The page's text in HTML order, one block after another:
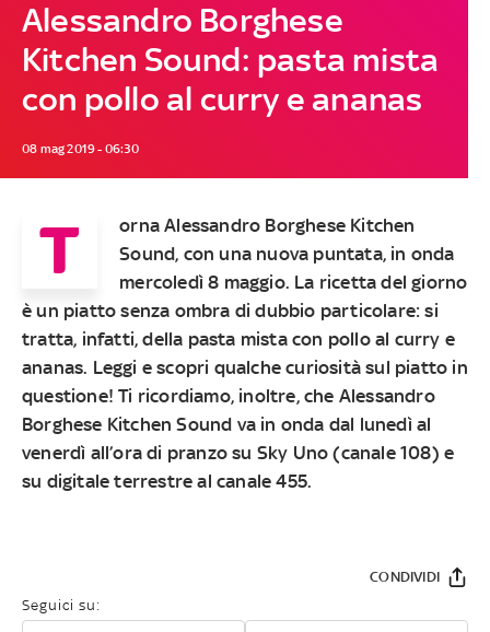
Alessandro Borghese
Kitchen Sound: pasta mista
con pollo al curry e ananas
08 mag 2019 - 06:30
T ornaAlessandro Borghese Kitchen
Sound, con una nuova puntata, in onda
mercoledì 8 maggio. La ricetta del giorno
è un piatto senza ombra di dubbio particolare: si
tratta, infatti, della pasta mista con pollo al curry e
ananas. Leggi e scopri qualche curiosità sul piatto in
questione! Ti ricordiamo, inoltre, che Alessandro
Borghese Kitchen Sound va in onda dal lunedì al
venerdì all’ora di pranzo su Sky Uno (canale 108) e
su digitale terrestre al canale 455.
Seguici su:
CONDIVIDI